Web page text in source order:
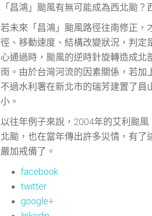
「昌鴻」颱風有無可能成為西北颱？
若未來「昌鴻」颱風路徑往南修正
徑、移動速度、結構改變狀況，判
心通過時，颱風的逆時針旋轉造成
雨。由於台灣河流的因素關係，若加
不過水利署在新北市的瑞芳建置了
小。
以往年例子來說，2004年的艾利颱
北颱，也在當年傳出許多災情，有
嚴加戒備了。
facebook
twitter
google+